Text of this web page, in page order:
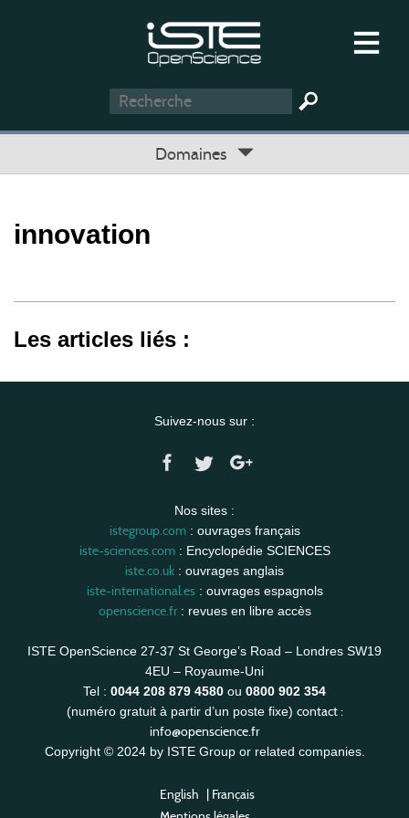
Domaines
innovation
Les articles liés :
Suivez-nous sur :
Nos sites :
istegroup.com: ouvrages français
iste-sciences.com: Encyclopédie SCIENCES
iste.co.uk : ouvrages anglais
iste-international.es: ouvrages espagnols
openscience.fr: revues en libre accès
ISTE OpenScience 27-37 St George’s Road – Londres SW19
4EU – Royaume-Uni
Tel : 0044 208 879 4580 ou 0800 902 354
(numéro gratuit à partir d’un poste fixe) contact :
info@openscience.fr
Copyright © 2024 by ISTE Group or related companies.
English | Français